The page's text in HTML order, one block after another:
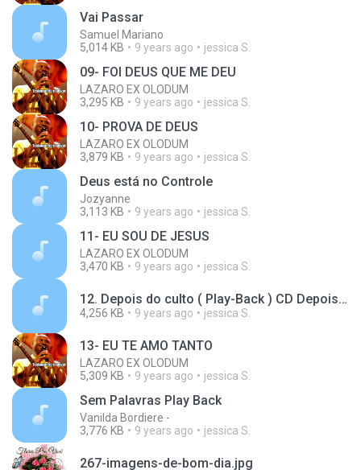
Vai Passar
Samuel Mariano
5,014 KB
9 years ago jessica S.
09- FOI DEUS QUE ME DEU
LAZARO EX OLODUM
3,295 KB
9 years ago jessica S.
10- PROVA DE DEUS
LAZARO EX OLODUM
3,879 KB
9 years ago jessica S.
Deus está no Controle
Jozyanne
3,113 KB
9 years ago jessica S.
11- EU SOU DE JESUS
LAZARO EX OLODUM
3,470 KB
9 years ago jessica S.
12. Depois do culto ( Play-Back ) CD Depois do Culto 2015.mp3
4,256 KB 9 years ago jessica S.
13- EU TE AMO TANTO
LAZARO EX OLODUM
5,309 KB
9 years ago jessica S.
Sem Palavras Play Back
Vanilda Bordiere -
3,776 KB
9 years ago jessica S.
267-imagens-de-bom-dia.jpg